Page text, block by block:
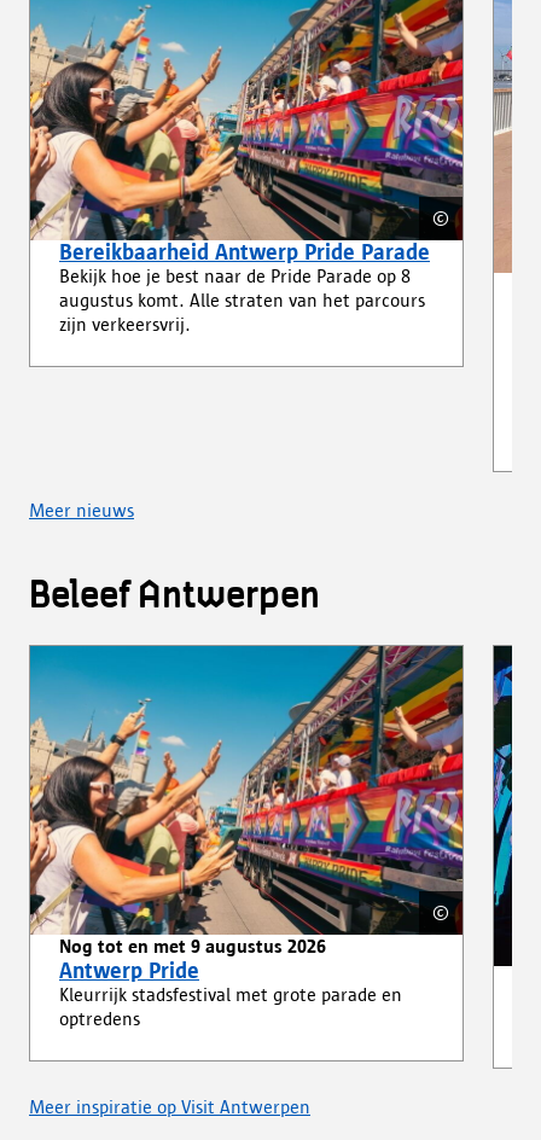
©Copyright:
Bereikbaarheid Antwerp Pride Parade
Bekijk hoe je best naar de Pride Parade op 8
augustus komt. Alle straten van het parcours
zijn verkeersvrij.
Meer nieuws
Beleef Antwerpen
©Copyright:
Wim
Nog tot en met 9 augustus 2026
Antwerp Pride
Kleurrijk stadsfestival met grote parade en
optredens
Meer inspiratie op Visit Antwerpen